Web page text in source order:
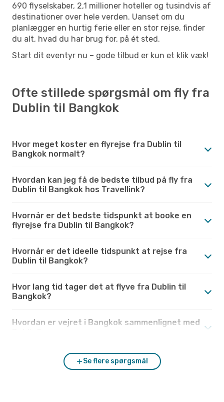
690 flyselskaber, 2,1 millioner hoteller og tusindvis af
destinationer over hele verden. Uanset om du
planlægger en hurtig ferie eller en stor rejse, finder
du alt, hvad du har brug for, på ét sted.
Start dit eventyr nu – gode tilbud er kun et klik væk!
Ofte stillede spørgsmål om fly fra
Dublin til Bangkok
Hvor meget koster en flyrejse fra Dublin til
Bangkok normalt?
Hvordan kan jeg få de bedste tilbud på fly fra
Dublin til Bangkok hos Travellink?
Hvornår er det bedste tidspunkt at booke en
flyrejse fra Dublin til Bangkok?
Hvornår er det ideelle tidspunkt at rejse fra
Dublin til Bangkok?
Hvor lang tid tager det at flyve fra Dublin til
Bangkok?
Hvordan er vejret i Bangkok sammenlignet med
Se flere spørgsmål